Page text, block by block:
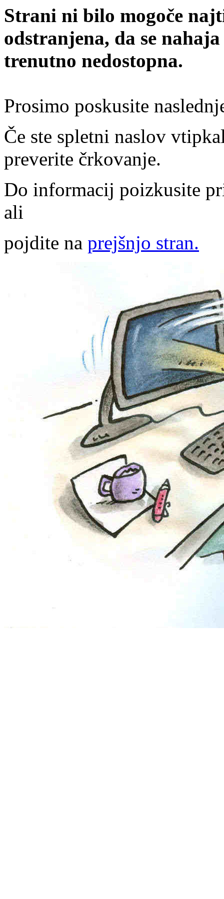
Strani ni bilo mogoče
odstranjena, da se
trenutno nedostopna.
Prosimo poskusite
Če ste spletni naslov
preverite črkovanje.
Do informacij poizkusite
ali
pojdite na prejšnjo stran.